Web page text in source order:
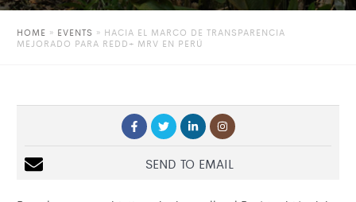
HOME » EVENTS » HACIA EL MARCO DE TRANSPARENCIA
MEJORADO PARA REDD+ MRV EN PERÚ
SEND TO EMAIL